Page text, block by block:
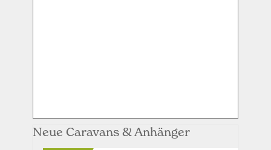
Neue Caravans & Anhänger